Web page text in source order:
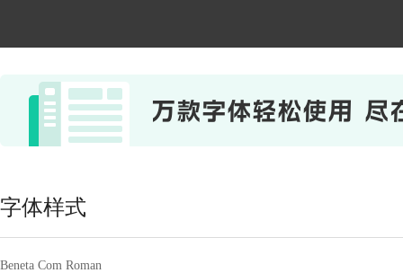
字体样式
Beneta Com Roman